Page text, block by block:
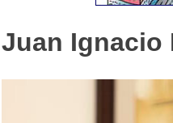
Juan Ignacio